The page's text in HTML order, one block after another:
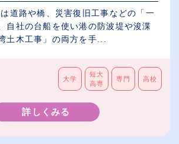
道路や橋、災害復旧工事などの「一
自社の台船を使い港の防波堤や浚渫
土木工事」の両方を手...
大学
短大
高専
専門 高校
詳しくみる